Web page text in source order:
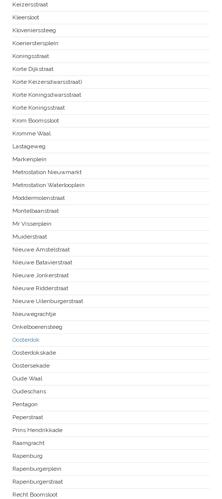
Keizersstraat
Kleersloot
Klovenierssteeg
Koerierstersplein
Koningsstraat
Korte Dijkstraat
Korte Keizersdwarsstraat)
Korte Koningsdwarsstraat
Korte Koningsstraat
Krom Boomssloot
Kromme Waal
Lastageweg
Markenplein
Metrostation Nieuwmarkt
Metrostation Waterlooplein
Moddermolenstraat
Montelbaanstraat
Mr Visserplein
Muiderstraat
Nieuwe Amstelstraat
Nieuwe Batavierstraat
Nieuwe Jonkerstraat
Nieuwe Ridderstraat
Nieuwe Uilenburgerstraat
Nieuwegrachtje
Onkelboerensteeg
Oosterdok
Oosterdokskade
Oostersekade
Oude Waal
Oudeschans
Pentagon
Peperstraat
Prins Hendrikkade
Raamgracht
Rapenburg
Rapenburgerplein
Rapenburgerstraat
Recht Boomsloot